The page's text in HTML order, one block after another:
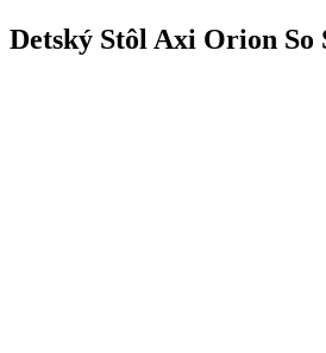
Detský Stôl Axi Orion So